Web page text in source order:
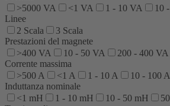
>5000 VA
<1 VA 1 - 10 VA 10
Linee
2 Scala
3 Scala
Prestazioni del magnete
>400 VA
10 - 50 VA 200 - 400 VA
Corrente massima
>500 A
<1 A 1 - 10 A 10 - 100 A
Induttanza nominale
<1 mH
1 - 10 mH 10 - 50 mH